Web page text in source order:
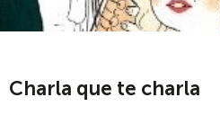
Charla que te charla